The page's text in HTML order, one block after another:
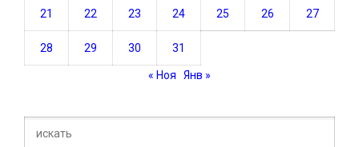
21 22 23 24 25 26 27
28 29 30 31
« Ноя Янв »